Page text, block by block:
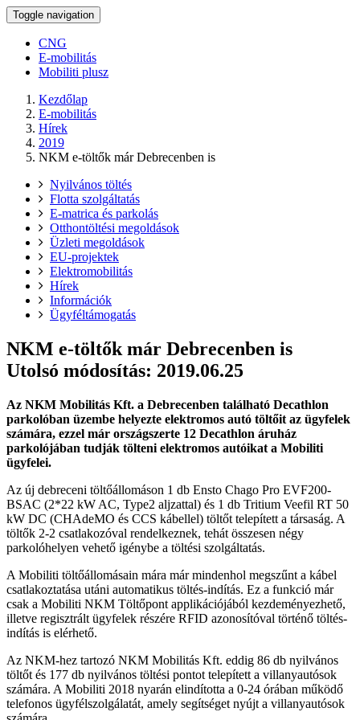
Toggle navigation
CNG
E-mobilitás
Mobiliti plusz
Kezdőlap
E-mobilitás
Hírek
2019
NKM e-töltők már Debrecenben is
Nyilvános töltés
Flotta szolgáltatás
E-matrica és parkolás
Otthontöltési megoldások
Üzleti megoldások
EU-projektek
Elektromobilitás
Hírek
Információk
Ügyféltámogatás
NKM e-töltők már Debrecenben is
Utolsó módosítás: 2019.06.25
Az NKM Mobilitás Kft. a Debrecenben található Decathlon
parkolóban üzembe helyezte elektromos autó töltőit az ügyfelek
számára, ezzel már országszerte 12 Decathlon áruház
parkolójában tudják tölteni elektromos autóikat a Mobiliti
ügyfelei.
Az új debreceni töltőállomáson 1 db Ensto Chago Pro EVF200-
BSAC (2*22 kW AC, Type2 aljzattal) és 1 db Tritium Veefil RT 50
kW DC (CHAdeMO és CCS kábellel) töltőt telepített a társaság. A
töltők 2-2 csatlakozóval rendelkeznek, tehát összesen négy
parkolóhelyen vehető igénybe a töltési szolgáltatás.
A Mobiliti töltőállomásain mára már mindenhol megszűnt a kábel
csatlakoztatása utáni automatikus töltés-indítás. Ez a funkció már
csak a Mobiliti NKM Töltőpont applikációjából kezdeményezhető,
illetve regisztrált ügyfelek részére RFID azonosítóval történő töltés-
indítás is elérhető.
Az NKM-hez tartozó NKM Mobilitás Kft. eddig 86 db nyilvános
töltőt és 177 db nyilvános töltési pontot telepített a villanyautósok
számára. A Mobiliti 2018 nyarán elindította a 0-24 órában működő
telefonos ügyfélszolgálatát, amely segítséget nyújt a villanyautósok